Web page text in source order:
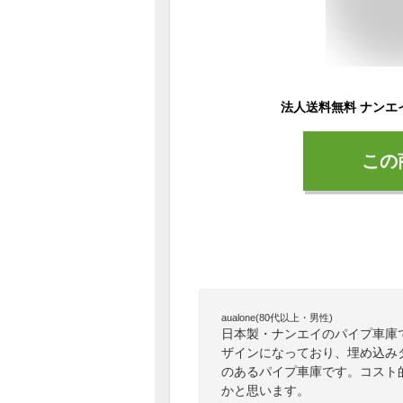
こ
aualone(80代以上・男性)
日本製・ナンエイのパイプ車
ザインになっており、埋め込
のあるパイプ車庫です。コス
かと思います。